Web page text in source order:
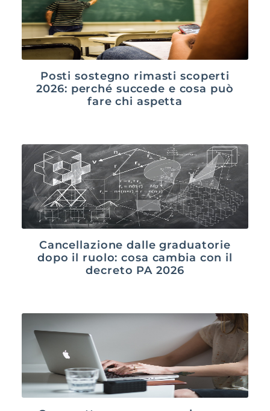
Posti sostegno rimasti scoperti
2026: perché succede e cosa può
fare chi aspetta
Cancellazione dalle graduatorie
dopo il ruolo: cosa cambia con il
decreto PA 2026